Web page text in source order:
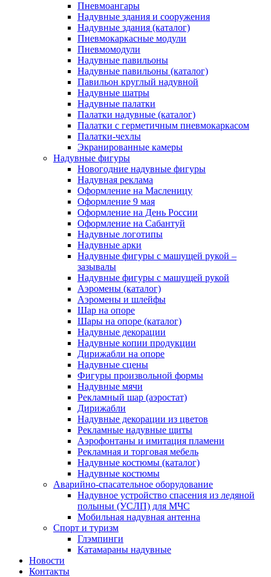
Пневмоангары
Надувные здания и сооружения
Надувные здания (каталог)
Пневмокаркасные модули
Пневмомодули
Надувные павильоны
Надувные павильоны (каталог)
Павильон круглый надувной
Надувные шатры
Надувные палатки
Палатки надувные (каталог)
Палатки с герметичным пневмокаркасом
Палатки-чехлы
Экранированные камеры
Надувные фигуры
Новогодние надувные фигуры
Надувная реклама
Оформление на Масленицу
Оформление 9 мая
Оформление на День России
Оформление на Сабантуй
Надувные логотипы
Надувные арки
Надувные фигуры с машущей рукой –
зазывалы
Надувные фигуры с машущей рукой
Аэромены (каталог)
Аэромены и шлейфы
Шар на опоре
Шары на опоре (каталог)
Надувные декорации
Надувные копии продукции
Дирижабли на опоре
Надувные сцены
Фигуры произвольной формы
Надувные мячи
Рекламный шар (аэростат)
Дирижабли
Надувные декорации из цветов
Рекламные надувные щиты
Аэрофонтаны и имитация пламени
Рекламная и торговая мебель
Надувные костюмы (каталог)
Надувные костюмы
Аварийно-спасательное оборудование
Надувное устройство спасения из ледяной
полыньи (УСЛП) для МЧС
Мобильная надувная антенна
Спорт и туризм
Глэмпинги
Катамараны надувные
Новости
Контакты